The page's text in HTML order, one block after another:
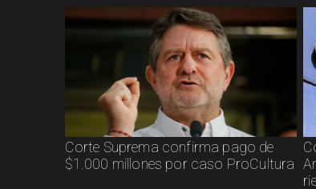
Corte Suprema confirma pago de
$1.000 millones por caso ProCultura